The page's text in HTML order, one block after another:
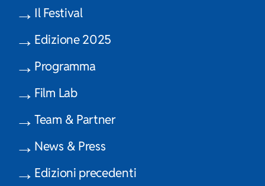
Il Festival
Edizione 2025
Programma
Film Lab
Team & Partner
News & Press
Edizioni precedenti